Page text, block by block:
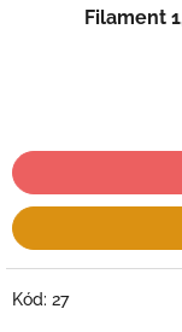
Filament
Kód: 27